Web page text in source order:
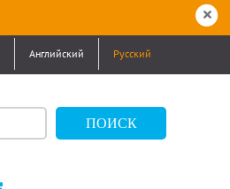
Английский Русский